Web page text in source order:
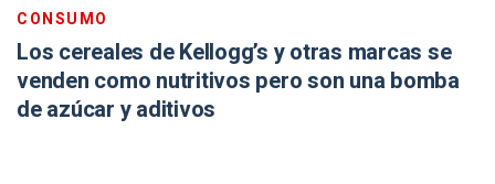
CONSUMO
Los cereales de Kellogg’s y otras marcas se
venden como nutritivos pero son una bomba
de azúcar y aditivos